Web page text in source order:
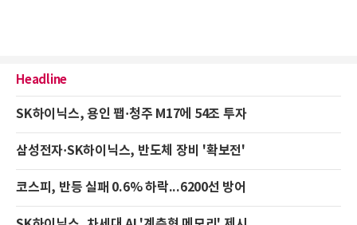
Headline
SK하이닉스, 용인 팹·청주 M17에 54조 투자
삼성전자·SK하이닉스, 반도체 장비 '확보전'
코스피, 반등 실패 0.6% 하락...6200선 방어